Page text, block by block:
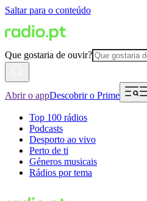
Saltar para o conteúdo
Que gostaria de ouvir?
Abrir o appDescobrir o Prime
Top 100 rádios
Podcasts
Desporto ao vivo
Perto de ti
Géneros musicais
Rádios por tema